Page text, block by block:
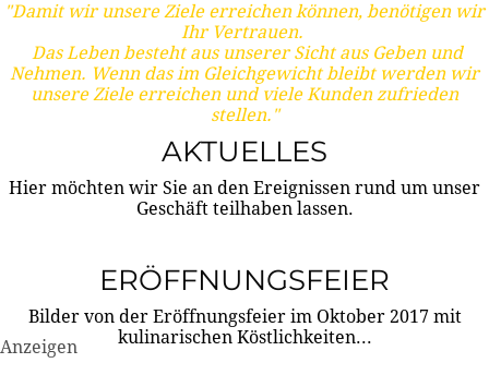
"Damit wir unsere Ziele erreichen können, benötigen wir
Ihr Vertrauen.
Das Leben besteht aus unserer Sicht aus Geben und
Nehmen. Wenn das im Gleichgewicht bleibt werden wir
unsere Ziele erreichen und viele Kunden zufrieden
stellen."
AKTUELLES
Hier möchten wir Sie an den Ereignissen rund um unser
Geschäft teilhaben lassen.
ERÖFFNUNGSFEIER
Bilder von der Eröffnungsfeier im Oktober 2017 mit
kulinarischen Köstlichkeiten...
Anzeigen